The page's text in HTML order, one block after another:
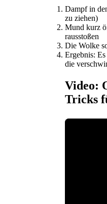
Dampf in
zu ziehen)
Mund kurz
rausstoßen
Die Wolke
Ergebnis:
die
Video:
Tricks